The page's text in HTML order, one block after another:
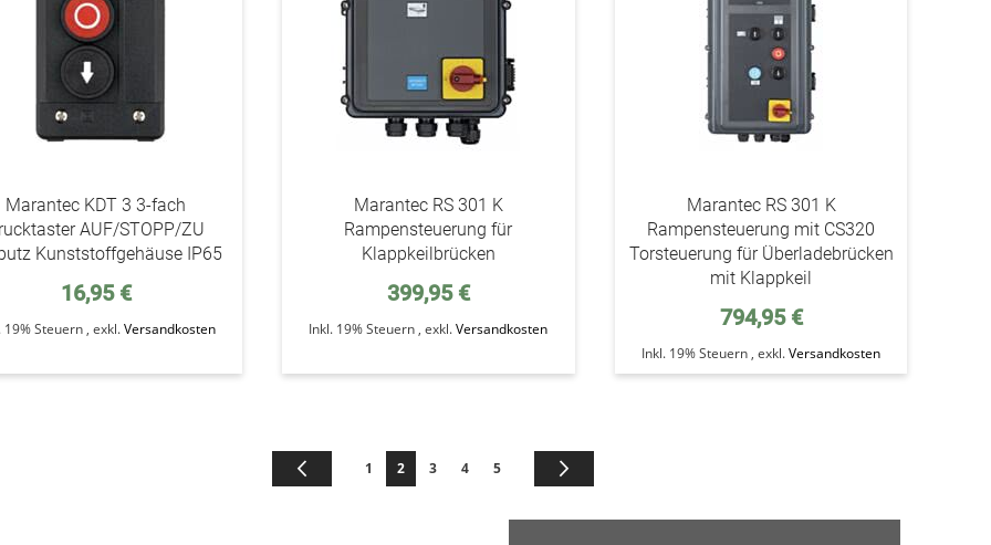
Marantec KDT 3 3-fach
AUF/STOPP/ZU
Kunststoffgehäuse IP65
16,95 €
19% Steuern , exkl.Versandkosten
Marantec RS 301 K
Rampensteuerung für
Klappkeilbrücken
399,95 €
Inkl. 19% Steuern ,exkl.Versandkosten
Marantec RS 301 K
Rampensteuerung mit CS320
Torsteuerung für Überladebrücken
mit Klappkeil
794,95 €
Inkl. 19% Steuern ,exkl.Versandkosten
Seite ZurückSeite
1 Sie lesen gerade die Seite
2 Seite
3 Seite
4 Seite
5